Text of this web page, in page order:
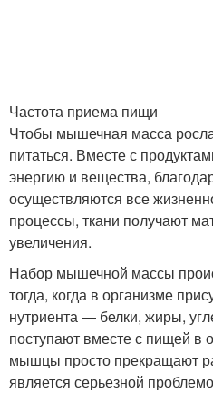
Частота приема пищи
Чтобы мышечная масса
питаться. Вместе с
энергию и вещества,
осуществляются все
процессы, ткани получают
увеличения.
Набор мышечной массы
тогда, когда в организме
нутриента — белки, жиры,
поступают вместе с пищей в
мышцы просто прекращают
является серьезной